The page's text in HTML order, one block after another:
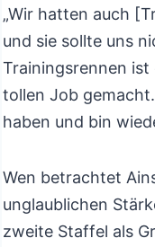
„Wir hatten auch
und sie sollte uns
Trainingsrennen ist
tollen Job
haben und bin
Wen betrachtet
unglaublichen
zweite Staffel als